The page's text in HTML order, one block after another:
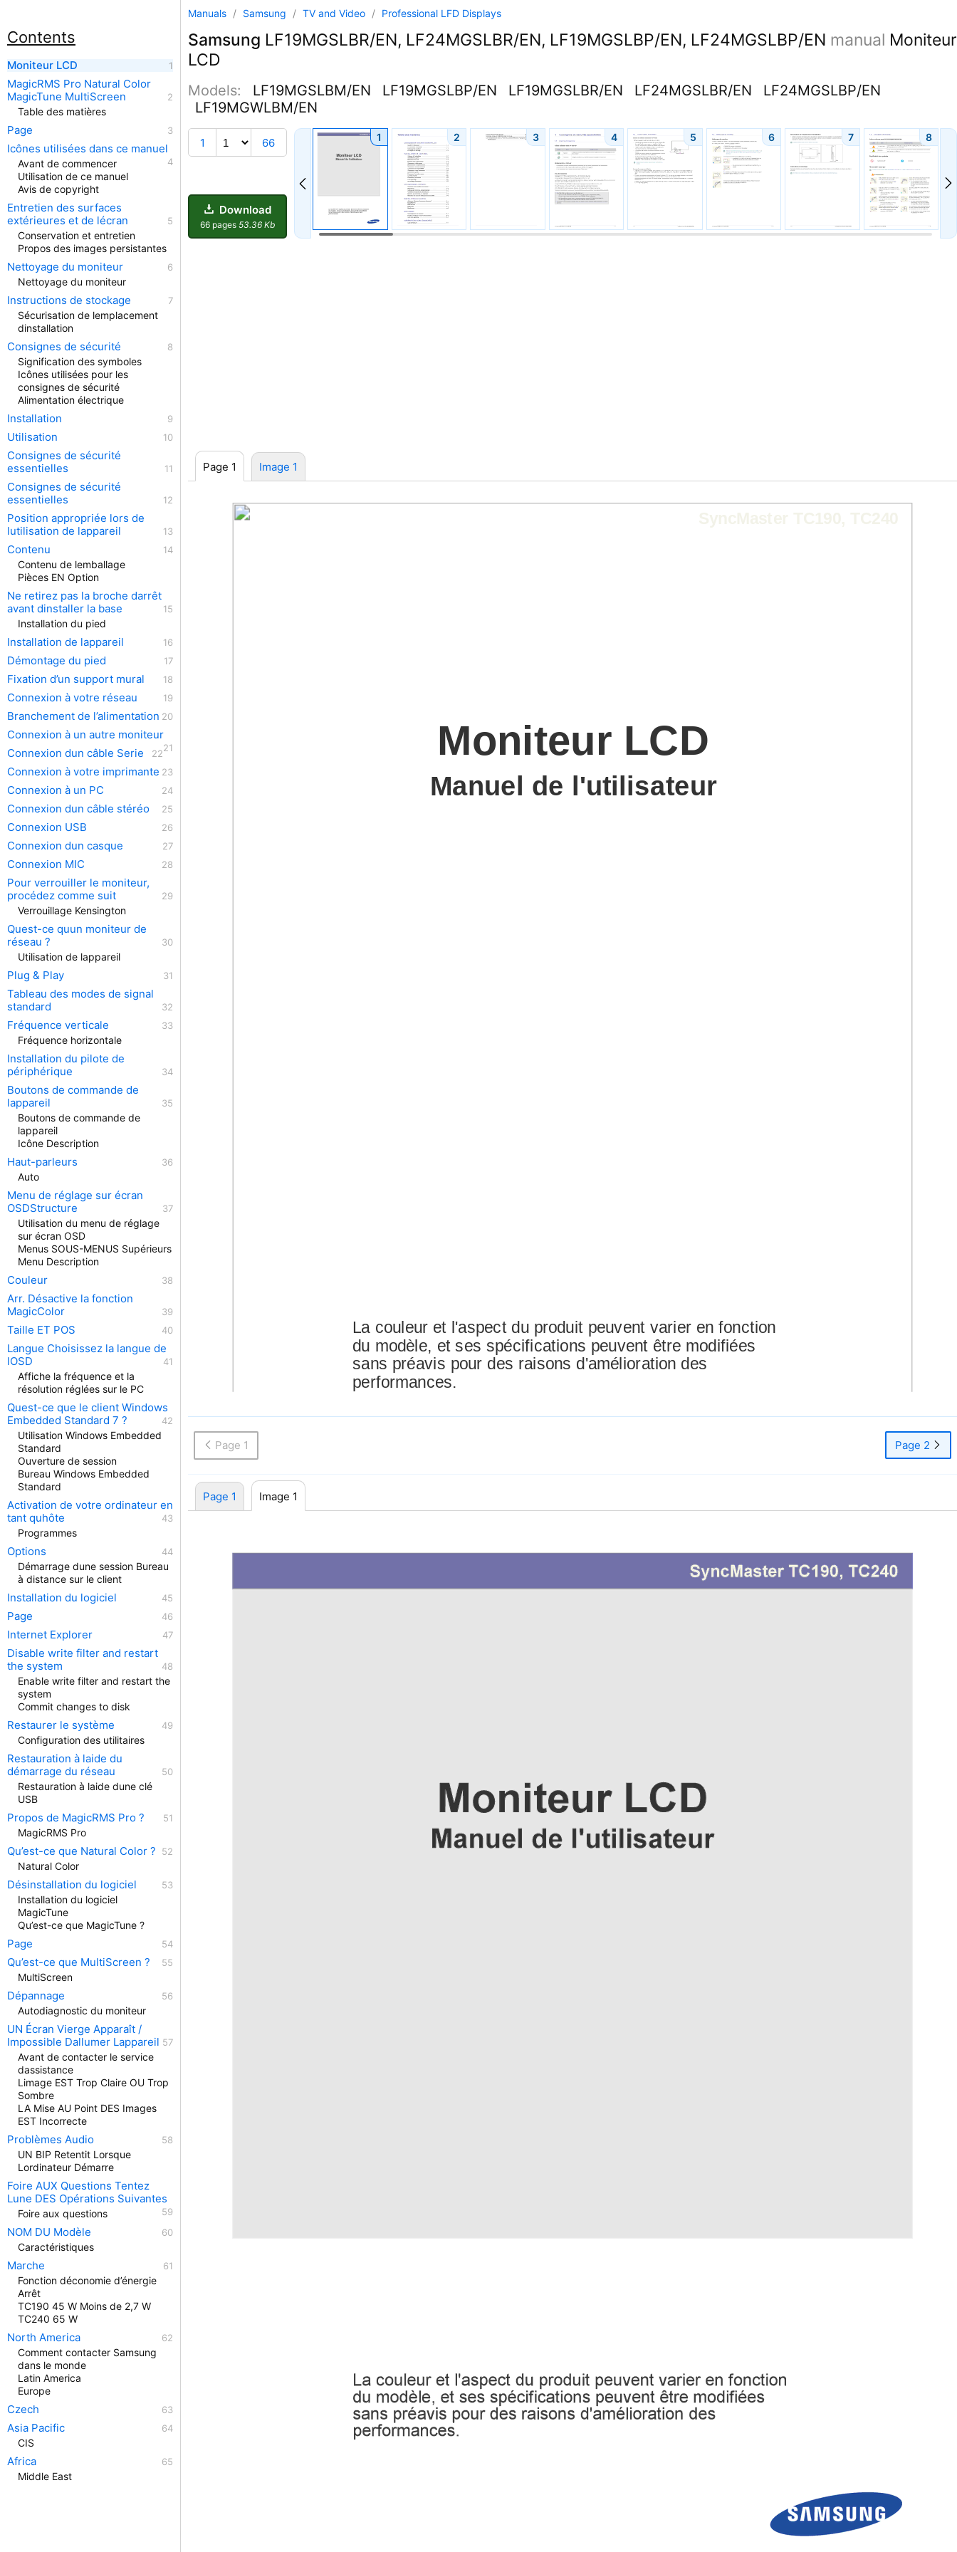
Manuals / Samsung / TV and Video / Professional LFD Displays
Samsung LF19MGSLBR/EN, LF24MGSLBR/EN, LF19MGSLBP/EN, LF24MGSLBP/EN manual Moniteur
LCD
Models: LF19MGSLBM/EN LF19MGSLBP/EN LF19MGSLBR/EN LF24MGSLBR/EN
LF24MGSLBP/EN
LF19MGWLBM/EN
1 66
Download
66 pages 53.36 Kb
1 2 3 4 5 6 7 8
Page 1 Image 1
Moniteur LCD
Manuel de l'utilisateur
La couleur et l'aspect du produit peuvent varier en fonction
du modèle, et ses spécifications peuvent être modifiées
sans préavis pour des raisons d'amélioration des
performances.
Page 1 Page 2
Page 1 Image 1
Contents
Moniteur LCD
MagicRMS Pro Natural Color
MagicTune MultiScreen
Table des matières
Page
Icônes utilisées dans ce manuel
Avant de commencer
Utilisation de ce manuel
Avis de copyright
Entretien des surfaces
extérieures et de lécran
Conservation et entretien
Propos des images persistantes
Nettoyage du moniteur
Nettoyage du moniteur
Instructions de stockage
Sécurisation de lemplacement
dinstallation
Consignes de sécurité
Signification des symboles
Icônes utilisées pour les
consignes de sécurité
Alimentation électrique
Installation
Utilisation
Consignes de sécurité
essentielles
Consignes de sécurité
essentielles
Position appropriée lors de
lutilisation de lappareil
Contenu
Contenu de lemballage
Pièces EN Option
Ne retirez pas la broche darrêt
avant dinstaller la base
Installation du pied
Installation de lappareil
Démontage du pied
Fixation d’un support mural
Connexion à votre réseau
Branchement de l’alimentation
Connexion à un autre moniteur
Connexion dun câble Serie
Connexion à votre imprimante
Connexion à un PC
Connexion dun câble stéréo
Connexion USB
Connexion dun casque
Connexion MIC
Pour verrouiller le moniteur,
procédez comme suit
Verrouillage Kensington
Quest-ce quun moniteur de
réseau ?
Utilisation de lappareil
Plug & Play
Tableau des modes de signal
standard
Fréquence verticale
Fréquence horizontale
Installation du pilote de
périphérique
Boutons de commande de
lappareil
Boutons de commande de
lappareil
Icône Description
Haut-parleurs
Auto
Menu de réglage sur écran
OSDStructure
Utilisation du menu de réglage
sur écran OSD
Menus SOUS-MENUS Supérieurs
Menu Description
Couleur
Arr. Désactive la fonction
MagicColor
Taille ET POS
Langue Choisissez la langue de
lOSD
Affiche la fréquence et la
résolution réglées sur le PC
Quest-ce que le client Windows
Embedded Standard 7 ?
Utilisation Windows Embedded
Standard
Ouverture de session
Bureau Windows Embedded
Standard
Activation de votre ordinateur en
tant quhôte
Programmes
Options
Démarrage dune session Bureau
à distance sur le client
Installation du logiciel
Page
Internet Explorer
Disable write filter and restart
the system
Enable write filter and restart the
system
Commit changes to disk
Restaurer le système
Configuration des utilitaires
Restauration à laide du
démarrage du réseau
Restauration à laide dune clé
USB
Propos de MagicRMS Pro ?
MagicRMS Pro
Qu’est-ce que Natural Color ?
Natural Color
Désinstallation du logiciel
Installation du logiciel
MagicTune
Qu’est-ce que MagicTune ?
Page
Qu’est-ce que MultiScreen ?
MultiScreen
Dépannage
Autodiagnostic du moniteur
UN Écran Vierge Apparaît /
Impossible Dallumer Lappareil
Avant de contacter le service
dassistance
Limage EST Trop Claire OU Trop
Sombre
LA Mise AU Point DES Images
EST Incorrecte
Problèmes Audio
UN BIP Retentit Lorsque
Lordinateur Démarre
Foire AUX Questions Tentez
Lune DES Opérations Suivantes
Foire aux questions
NOM DU Modèle
Caractéristiques
Marche
Fonction déconomie d’énergie
Arrêt
TC190 45 W Moins de 2,7 W
TC240 65 W
North America
Comment contacter Samsung
dans le monde
Latin America
Europe
Czech
Asia Pacific
CIS
Africa
Middle East